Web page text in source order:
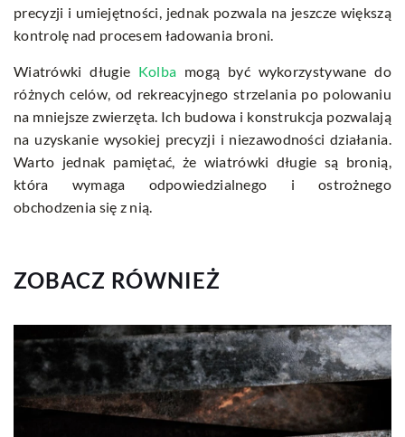
precyzji i umiejętności, jednak pozwala na jeszcze większą
kontrolę nad procesem ładowania broni.
Wiatrówki długie Kolba mogą być wykorzystywane do
różnych celów, od rekreacyjnego strzelania po polowaniu
na mniejsze zwierzęta. Ich budowa i konstrukcja pozwalają
na uzyskanie wysokiej precyzji i niezawodności działania.
Warto jednak pamiętać, że wiatrówki długie są bronią,
która wymaga odpowiedzialnego i ostrożnego
obchodzenia się z nią.
ZOBACZ RÓWNIEŻ